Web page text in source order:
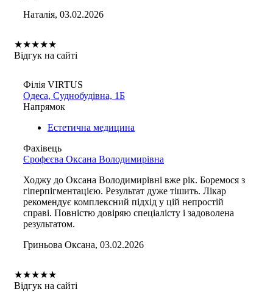
Наталія, 03.02.2026
★★★★★
Відгук на сайті
Філія VIRTUS
Одеса, Суднобудівна, 1Б
Напрямок
Естетична медицина
Фахівець
Єрофєєва Оксана Володимирівна
Ходжу до Оксана Володимирівні вже рік. Боремося з
гіперпігментацією. Результат дуже тішить. Лікар
рекомендує комплексний підхід у цій непростій
справі. Повністю довіряю спеціалісту і задоволена
результатом.
Гриньова Оксана, 03.02.2026
★★★★★
Відгук на сайті